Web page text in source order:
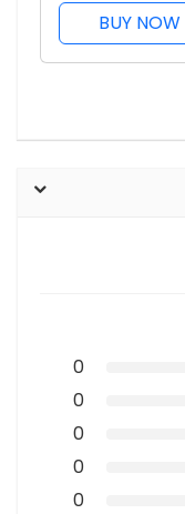
BUY NOW
0
0
0
0
0